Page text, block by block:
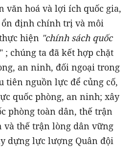
văn hoá và lợi ích quốc gia,
định chính trị và môi
hiện "chính sách quốc
" ; chúng ta đã kết hợp chặt
an ninh, đối ngoại trong
tiên nguồn lực để củng cố,
quốc phòng, an ninh; xây
phòng toàn dân, thế trận
và thế trận lòng dân vững
dựng lực lượng Quân đội